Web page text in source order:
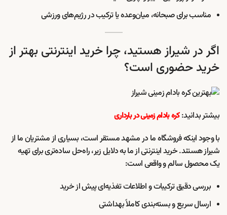
مناسب برای صبحانه، میان‌وعده یا ترکیب در رژیم‌های ورزشی
اگر در شیراز هستید، چرا خرید اینترنتی بهتر از
خرید حضوری است؟
بیشتر بدانید:کره بادام زمینی در بارداری
با وجود اینکه فروشگاه ما در مشهد مستقر است، بسیاری از مشتریان ما از
شیراز هستند. خرید اینترنتی از ما به دلایل زیر، راه‌حل ساده‌تری برای تهیه
یک محصول سالم و واقعی است:
بررسی دقیق ترکیبات و اطلاعات تغذیه‌ای پیش از خرید
ارسال سریع و بسته‌بندی کاملاً بهداشتی